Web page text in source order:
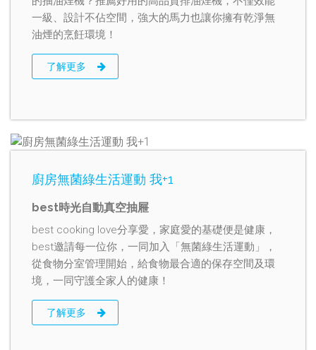
一級、設計不佔空間，強大的馬力也讓你擁有乾淨無
油煙的烹飪環境！
了解更多
廚房無菌綠生活運動 我+1
best時光自動真空抽屜
best cooking love分享愛，家庭愛的基礎便是健康，
best邀請每一位你，一同加入「無菌綠生活運動」，
從食物分室管理開始，給食物最合適的保存空間及環
境，一同守護全家人的健康！
了解更多